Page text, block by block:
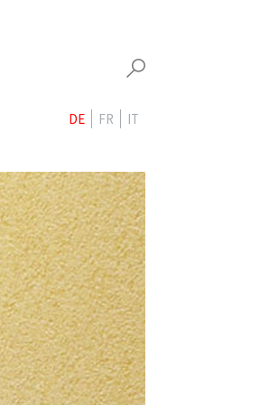
DE FR IT